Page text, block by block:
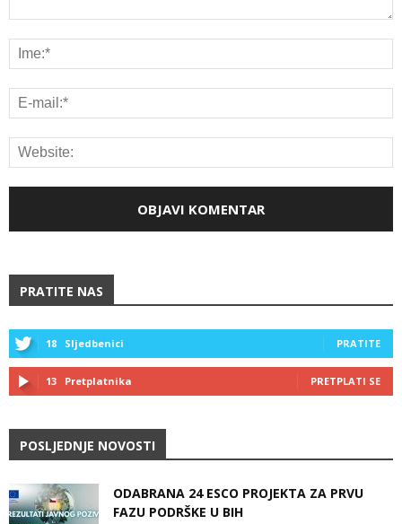
PRATITE NAS
18 Sljedbenici PRATITE
13 Pretplatnika PRETPLATI SE
POSLJEDNJE NOVOSTI
ODABRANA 24 ESCO PROJEKTA ZA PRVU
FAZU PODRŠKE U BIH